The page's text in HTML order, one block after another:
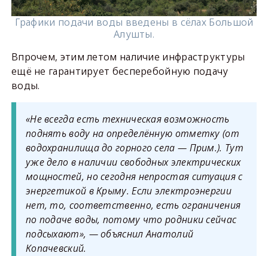
Графики подачи воды введены в сёлах Большой
Алушты.
Впрочем, этим летом наличие инфраструктуры
ещё не гарантирует бесперебойную подачу
воды.
«Не всегда есть техническая возможность
поднять воду на определённую отметку (от
водохранилища до горного села — Прим.). Тут
уже дело в наличии свободных электрических
мощностей, но сегодня непростая ситуация с
энергетикой в Крыму. Если электроэнергии
нет, то, соответственно, есть ограничения
по подаче воды, потому что родники сейчас
подсыхают», — объяснил Анатолий
Копачевский.